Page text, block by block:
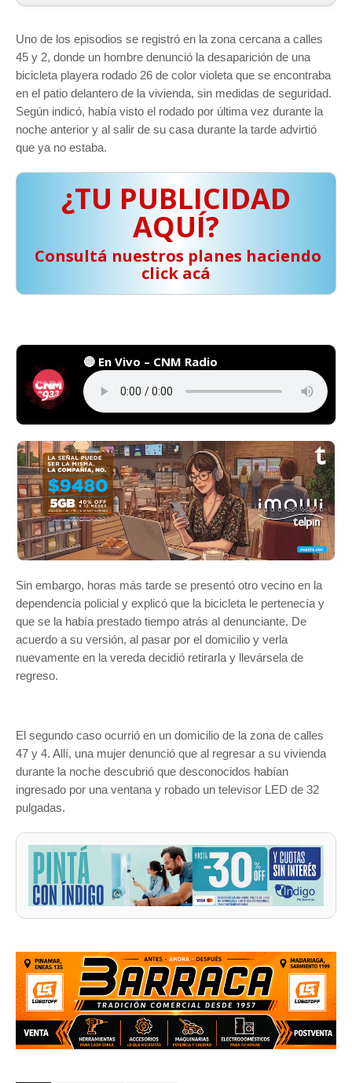
Uno de los episodios se registró en la zona cercana a calles
45 y 2, donde un hombre denunció la desaparición de una
bicicleta playera rodado 26 de color violeta que se encontraba
en el patio delantero de la vivienda, sin medidas de seguridad.
Según indicó, había visto el rodado por última vez durante la
noche anterior y al salir de su casa durante la tarde advirtió
que ya no estaba.
¿TU PUBLICIDAD
AQUÍ?
️ Consultá nuestros planes haciendo
click acá
🔴 En Vivo – CNM Radio
Sin embargo, horas más tarde se presentó otro vecino en la
dependencia policial y explicó que la bicicleta le pertenecía y
que se la había prestado tiempo atrás al denunciante. De
acuerdo a su versión, al pasar por el domicilio y verla
nuevamente en la vereda decidió retirarla y llevársela de
regreso.
El segundo caso ocurrió en un domicilio de la zona de calles
47 y 4. Allí, una mujer denunció que al regresar a su vivienda
durante la noche descubrió que desconocidos habían
ingresado por una ventana y robado un televisor LED de 32
pulgadas.